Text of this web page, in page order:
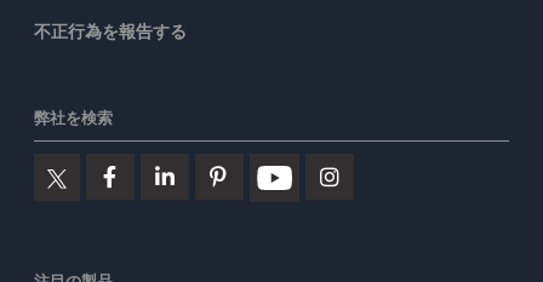
不正行為を報告する
弊社を検索